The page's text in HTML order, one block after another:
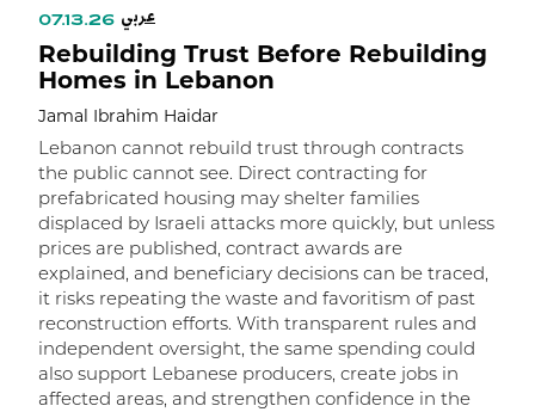
07.13.26 عربي
Rebuilding Trust Before Rebuilding
Homes in Lebanon
Jamal Ibrahim Haidar
Lebanon cannot rebuild trust through contracts
the public cannot see. Direct contracting for
prefabricated housing may shelter families
displaced by Israeli attacks more quickly, but unless
prices are published, contract awards are
explained, and beneficiary decisions can be traced,
it risks repeating the waste and favoritism of past
reconstruction efforts. With transparent rules and
independent oversight, the same spending could
also support Lebanese producers, create jobs in
affected areas, and strengthen confidence in the